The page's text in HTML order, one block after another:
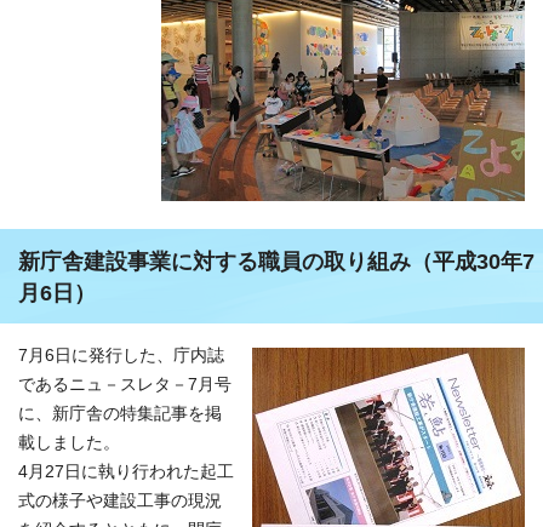
新庁舎建設事業に対する職員の取り組み（平成30年7
月6日）
7月6日に発行した、庁内誌
であるニュ－スレタ－7月号
に、新庁舎の特集記事を掲
載しました。
4月27日に執り行われた起工
式の様子や建設工事の現況